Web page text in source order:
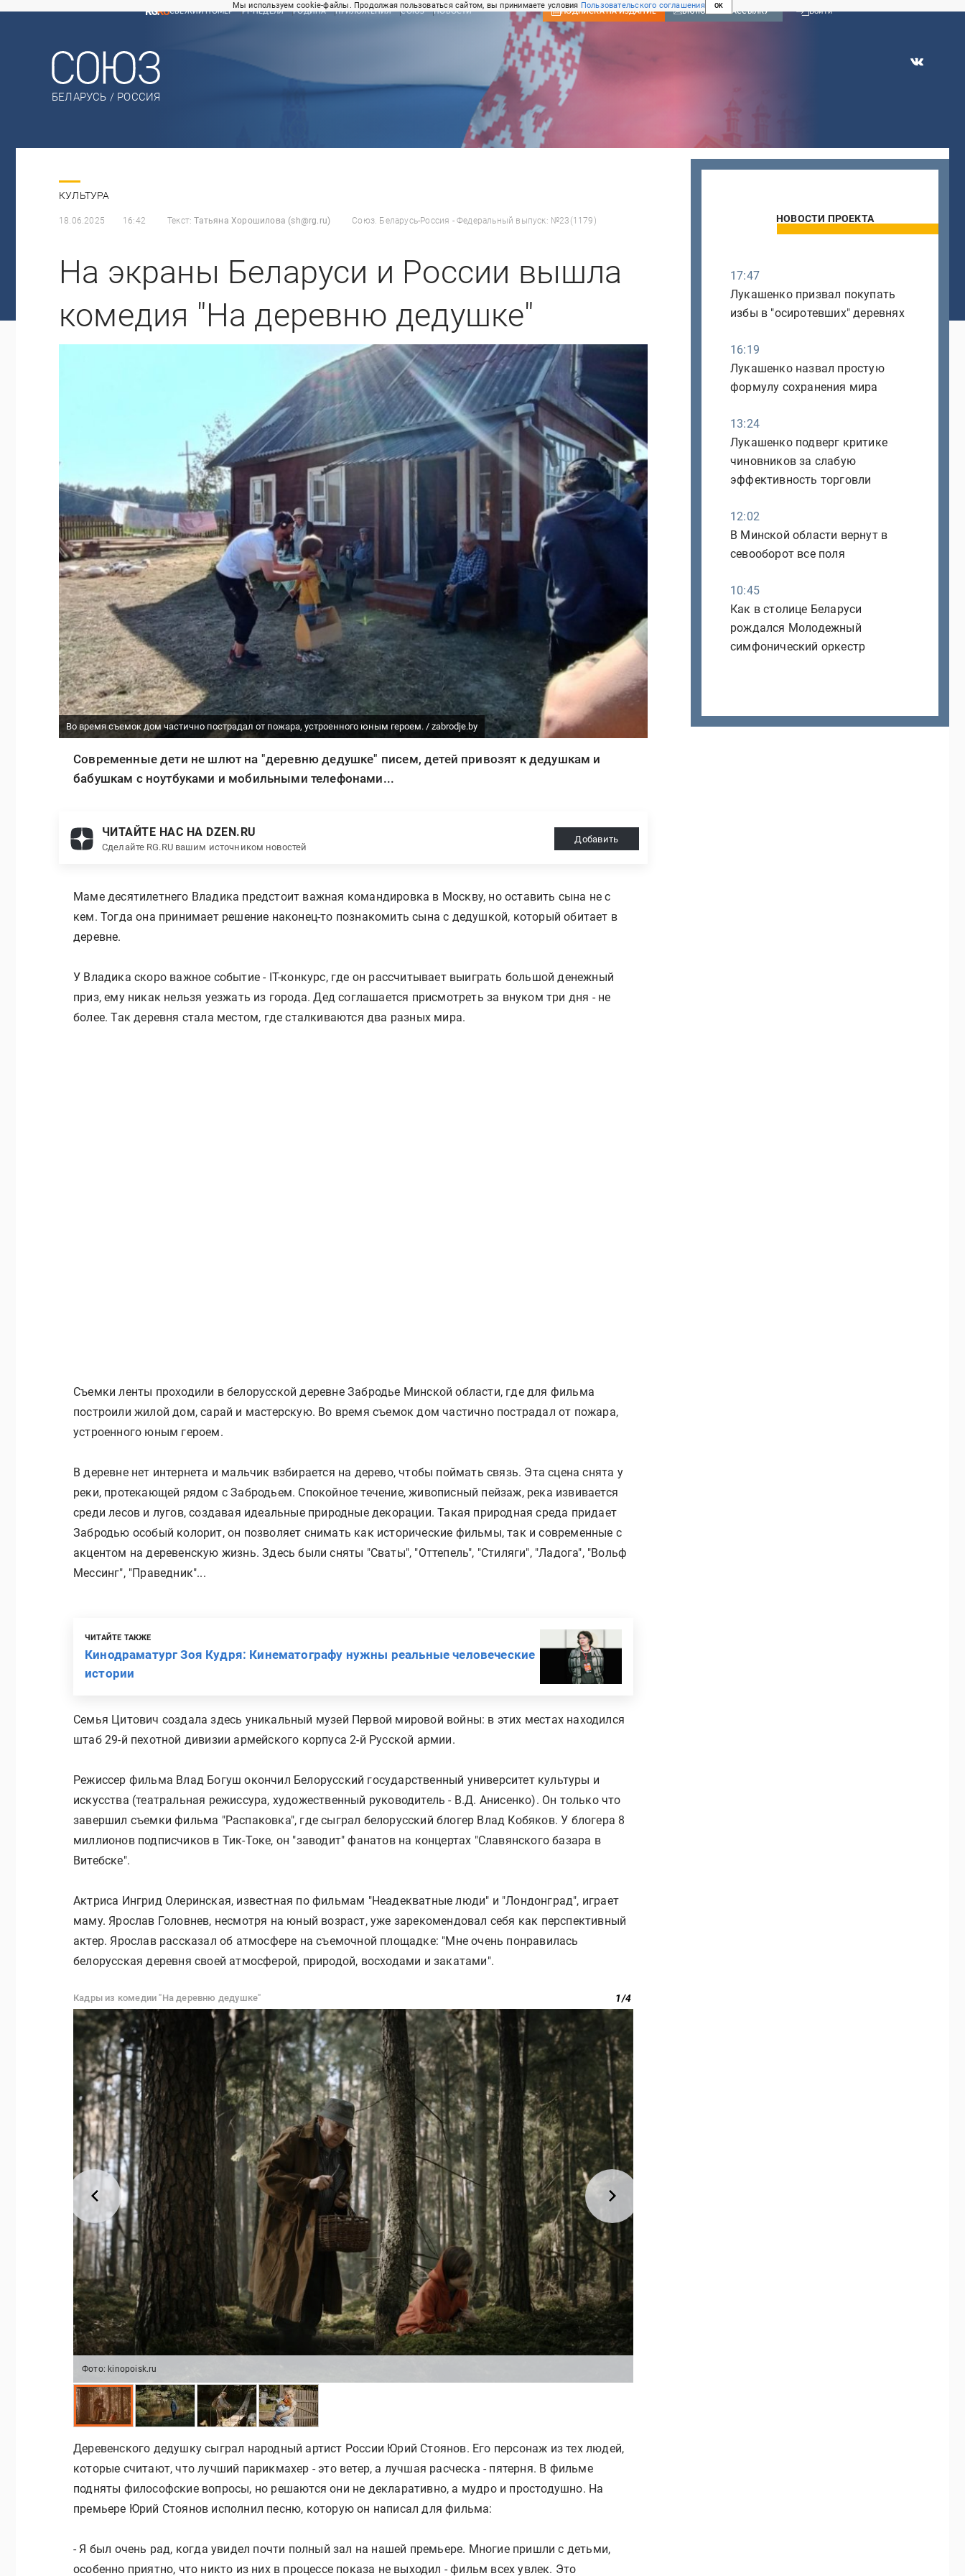
Мы используем cookie-файлы. Продолжая пользоваться сайтом, вы принимаете условия Пользовательского соглашения
OK
СВЕЖИЙ НОМЕР
РГ-НЕДЕЛЯ РОДИНА ПРИЛОЖЕНИЯ СОЮЗ НОВОСТИ ПОДПИСКА НА ИЗДАНИЕ ВКЛЮЧИТЬ РАССЫЛКУ Войти
БЕЛАРУСЬ / РОССИЯ
КУЛЬТУРА
18.06.2025 16:42 Текст: Татьяна Хорошилова (sh@rg.ru) Союз. Беларусь-Россия - Федеральный выпуск: №23(1179)
На экраны Беларуси и России вышла
комедия "На деревню дедушке"
Во время съемок дом частично пострадал от пожара, устроенного юным героем. / zabrodje.by
Современные дети не шлют на "деревню дедушке" писем, детей привозят к дедушкам и
бабушкам с ноутбуками и мобильными телефонами...
ЧИТАЙТЕ НАС НА DZEN.RU
Сделайте RG.RU вашим источником новостей
Добавить
Маме десятилетнего Владика предстоит важная командировка в Москву, но оставить сына не с
кем. Тогда она принимает решение наконец-то познакомить сына с дедушкой, который обитает в
деревне.
У Владика скоро важное событие - IT-конкурс, где он рассчитывает выиграть большой денежный
приз, ему никак нельзя уезжать из города. Дед соглашается присмотреть за внуком три дня - не
более. Так деревня стала местом, где сталкиваются два разных мира.
Съемки ленты проходили в белорусской деревне Забродье Минской области, где для фильма
построили жилой дом, сарай и мастерскую. Во время съемок дом частично пострадал от пожара,
устроенного юным героем.
В деревне нет интернета и мальчик взбирается на дерево, чтобы поймать связь. Эта сцена снята у
реки, протекающей рядом с Забродьем. Спокойное течение, живописный пейзаж, река извивается
среди лесов и лугов, создавая идеальные природные декорации. Такая природная среда придает
Забродью особый колорит, он позволяет снимать как исторические фильмы, так и современные с
акцентом на деревенскую жизнь. Здесь были сняты "Сваты", "Оттепель", "Стиляги", "Ладога", "Вольф
Мессинг", "Праведник"...
ЧИТАЙТЕ ТАКЖЕ
Кинодраматург Зоя Кудря: Кинематографу нужны реальные человеческие
истории
Семья Цитович создала здесь уникальный музей Первой мировой войны: в этих местах находился
штаб 29-й пехотной дивизии армейского корпуса 2-й Русской армии.
Режиссер фильма Влад Богуш окончил Белорусский государственный университет культуры и
искусства (театральная режиссура, художественный руководитель - В.Д. Анисенко). Он только что
завершил съемки фильма "Распаковка", где сыграл белорусский блогер Влад Кобяков. У блогера 8
миллионов подписчиков в Тик-Токе, он "заводит" фанатов на концертах "Славянского базара в
Витебске".
Актриса Ингрид Олеринская, известная по фильмам "Неадекватные люди" и "Лондонград", играет
маму. Ярослав Головнев, несмотря на юный возраст, уже зарекомендовал себя как перспективный
актер. Ярослав рассказал об атмосфере на съемочной площадке: "Мне очень понравилась
белорусская деревня своей атмосферой, природой, восходами и закатами".
Кадры из комедии "На деревню дедушке" 1/4
Фото: kinopoisk.ru
Деревенского дедушку сыграл народный артист России Юрий Стоянов. Его персонаж из тех людей,
которые считают, что лучший парикмахер - это ветер, а лучшая расческа - пятерня. В фильме
подняты философские вопросы, но решаются они не декларативно, а мудро и простодушно. На
премьере Юрий Стоянов исполнил песню, которую он написал для фильма:
- Я был очень рад, когда увидел почти полный зал на нашей премьере. Многие пришли с детьми,
особенно приятно, что никто из них в процессе показа не выходил - фильм всех увлек. Это
НОВОСТИ ПРОЕКТА
17:47
Лукашенко призвал покупать
избы в "осиротевших" деревнях
16:19
Лукашенко назвал простую
формулу сохранения мира
13:24
Лукашенко подверг критике
чиновников за слабую
эффективность торговли
12:02
В Минской области вернут в
севооборот все поля
10:45
Как в столице Беларуси
рождался Молодежный
симфонический оркестр